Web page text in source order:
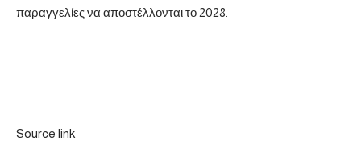
παραγγελίες να αποστέλλονται το 2028.
Source link